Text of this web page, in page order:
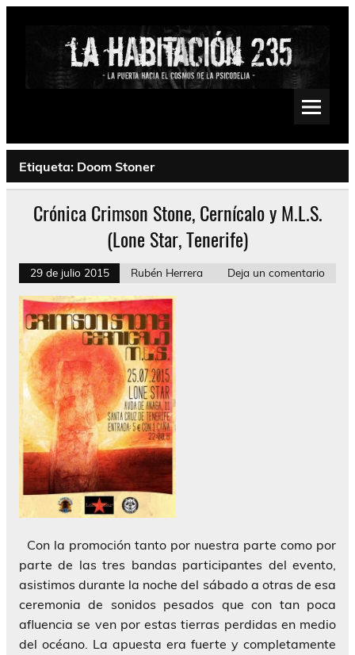
Saltar
Psychedelic, Stoner, Doom, Sludge, Fuzz, Space, Drone
Etiqueta: Doom Stoner
Crónica Crimson Stone, Cernícalo y M.L.S.
(Lone Star, Tenerife)
29 de julio 2015 Rubén Herrera Deja un comentario
Con la promoción tanto por nuestra parte como por
parte de las tres bandas participantes del evento,
asistimos durante la noche del sábado a otras de esa
ceremonia de sonidos pesados que con tan poca
afluencia se ven por estas tierras perdidas en medio
del océano. La apuesta era fuerte y completamente